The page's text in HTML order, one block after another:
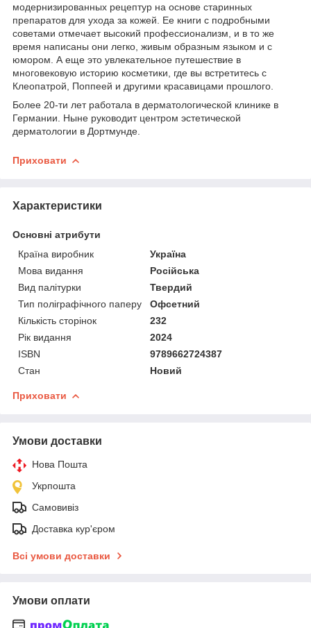
модернизированных рецептур на основе старинных
препаратов для ухода за кожей. Ее книги с подробными
советами отмечает высокий профессионализм, и в то же
время написаны они легко, живым образным языком и с
юмором. А еще это увлекательное путешествие в
многовековую историю косметики, где вы встретитесь с
Клеопатрой, Поппеей и другими красавицами прошлого.
Более 20-ти лет работала в дерматологической клинике в
Германии. Ныне руководит центром эстетической
дерматологии в Дортмунде.
Приховати
Характеристики
Основні атрибути
Країна виробник
Україна
Мова видання
Російська
Вид палітурки
Твердий
Тип поліграфічного паперу
Офсетний
Кількість сторінок
232
Рік видання
2024
ISBN
9789662724387
Стан
Новий
Приховати
Умови доставки
Нова Пошта
Укрпошта
Самовивіз
Доставка кур'єром
Всі умови доставки
Умови оплати